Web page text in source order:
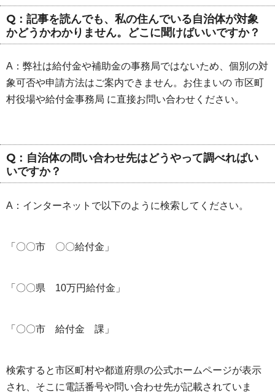
Q：記事を読んでも、私の住んでいる自治体が対象
かどうかわかりません。どこに聞けばいいですか？
A：弊社は給付金や補助金の事務局ではないため、個別の対
象可否や申請方法はご案内できません。お住まいの 市区町
村役場や給付金事務局 に直接お問い合わせください。
Q：自治体の問い合わせ先はどうやって調べればい
いですか？
A：インターネットで以下のように検索してください。
「〇〇市 〇〇給付金」
「〇〇県 10万円給付金」
「〇〇市 給付金 課」
検索すると市区町村や都道府県の公式ホームページが表示
され、そこに電話番号や問い合わせ先が記載されていま